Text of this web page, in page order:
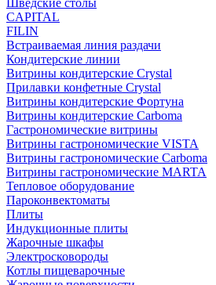
Шведские столы
CAPITAL
FILIN
Встраиваемая линия раздачи
Кондитерские линии
Витрины кондитерские Crystal
Прилавки конфетные Crystal
Витрины кондитерские Фортуна
Витрины кондитерские Carboma
Гастрономические витрины
Витрины гастрономические VISTA
Витрины гастрономические Carboma
Витрины гастрономические MARTA
Тепловое оборудование
Пароконвектоматы
Плиты
Индукционные плиты
Жарочные шкафы
Электросковороды
Котлы пищеварочные